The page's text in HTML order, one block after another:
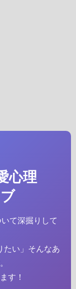
心理
て深掘りして
たい」そんなあ
す！